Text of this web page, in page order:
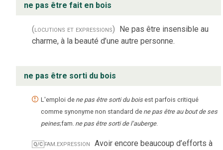
ne pas être fait en bois
(locutions et expressions)
Ne pas être insensible au
charme, à la beauté d’une autre personne.
ne pas être sorti du bois
L'emploi de ne pas être sorti du bois est parfois critiqué
comme synonyme non standard de ne pas être au bout de ses
peines;fam. ne pas être sorti de l’auberge.
Q/C fam.expression Avoir encore beaucoup d’efforts à